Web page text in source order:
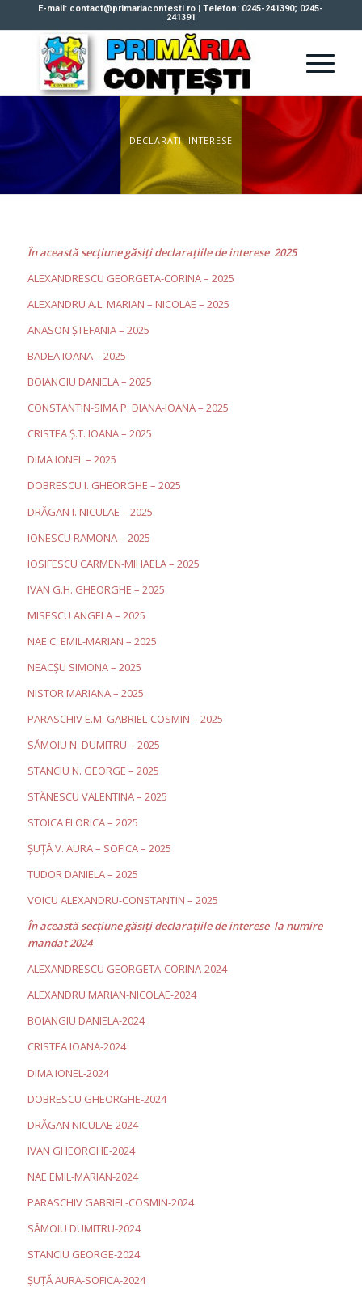
E-mail: contact@primariacontesti.ro | Telefon: 0245-241390; 0245-
241391
DECLARATII INTERESE
În această secţiune găsiţi declaraţiile de interese 2025
ALEXANDRESCU GEORGETA-CORINA – 2025
ALEXANDRU A.L. MARIAN – NICOLAE – 2025
ANASON ȘTEFANIA – 2025
BADEA IOANA – 2025
BOIANGIU DANIELA – 2025
CONSTANTIN-SIMA P. DIANA-IOANA – 2025
CRISTEA Ș.T. IOANA – 2025
DIMA IONEL– 2025
DOBRESCU I. GHEORGHE – 2025
DRĂGAN I. NICULAE – 2025
IONESCU RAMONA – 2025
IOSIFESCU CARMEN-MIHAELA – 2025
IVAN G.H. GHEORGHE – 2025
MISESCU ANGELA – 2025
NAE C. EMIL-MARIAN – 2025
NEACȘU SIMONA – 2025
NISTOR MARIANA– 2025
PARASCHIV E.M. GABRIEL-COSMIN – 2025
SĂMOIU N. DUMITRU – 2025
STANCIU N. GEORGE – 2025
STĂNESCU VALENTINA – 2025
STOICA FLORICA – 2025
ȘUȚĂ V. AURA – SOFICA – 2025
TUDOR DANIELA – 2025
VOICU ALEXANDRU-CONSTANTIN – 2025
În această secţiune găsiţi declaraţiile de interese la numire
mandat 2024
ALEXANDRESCU GEORGETA-CORINA-2024
ALEXANDRU MARIAN-NICOLAE-2024
BOIANGIU DANIELA-2024
CRISTEA IOANA-2024
DIMA IONEL-2024
DOBRESCU GHEORGHE-2024
DRĂGAN NICULAE-2024
IVAN GHEORGHE-2024
NAE EMIL-MARIAN-2024
PARASCHIV GABRIEL-COSMIN-2024
SĂMOIU DUMITRU-2024
STANCIU GEORGE-2024
ȘUȚĂ AURA-SOFICA-2024